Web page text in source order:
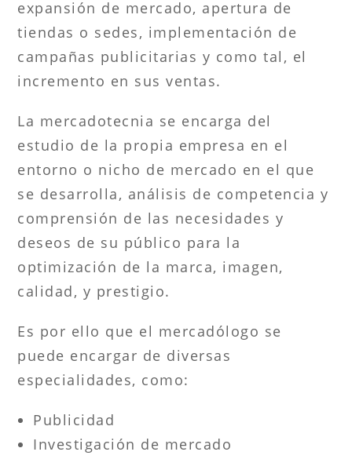
expansión de mercado, apertura de
tiendas o sedes, implementación de
campañas publicitarias y como tal, el
incremento en sus ventas.
La mercadotecnia se encarga del
estudio de la propia empresa en el
entorno o nicho de mercado en el que
se desarrolla, análisis de competencia y
comprensión de las necesidades y
deseos de su público para la
optimización de la marca, imagen,
calidad, y prestigio.
Es por ello que el mercadólogo se
puede encargar de diversas
especialidades, como:
Publicidad
Investigación de mercado